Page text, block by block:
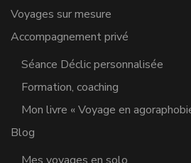
Voyages sur mesure
Accompagnement privé
Séance Déclic personnalisée
Formation, coaching
Mon livre « Voyage en
Blog